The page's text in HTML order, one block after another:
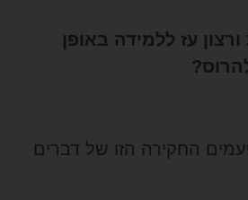
עז ללמידה באופן
החקירה הזו של דברים